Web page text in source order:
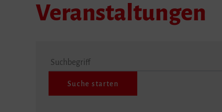
Veranstaltungen
Suchbegriff